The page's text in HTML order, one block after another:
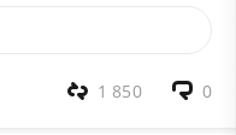
0
1 850